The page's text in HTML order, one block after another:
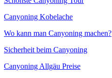
Canyoning Kobelache
Wo kann man Canyoning machen?
Sicherheit beim Canyoning
Canyoning Allgäu Preise